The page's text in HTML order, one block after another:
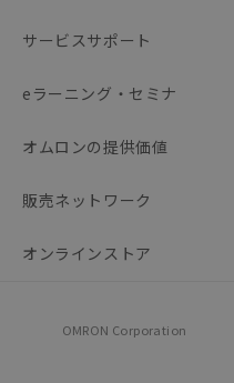
サービスサポート
eラーニング・セミナ
オムロンの提供価値
販売ネットワーク
オンラインストア
OMRON Corporation